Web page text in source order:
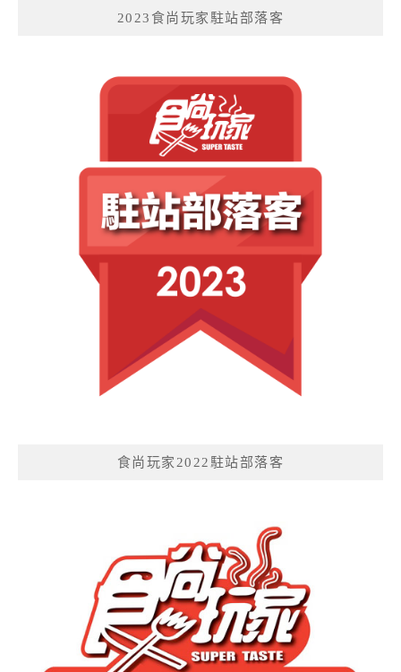
2023食尚玩家駐站部落客
食尚玩家2022駐站部落客